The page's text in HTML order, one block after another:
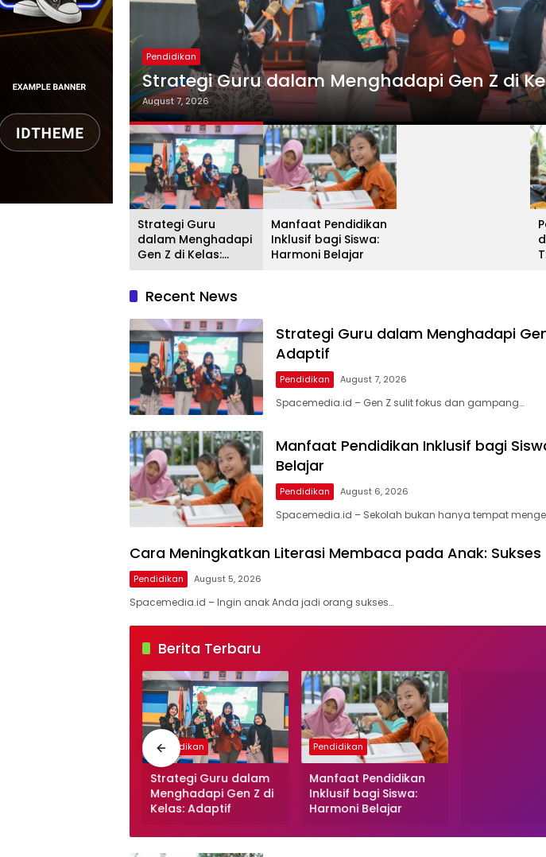
Adaptif
Pendidikan
Manfaat Pendidikan Inklusif bagi Siswa:
August 6, 2026
…
Strategi Guru
dalam Menghadapi
Gen Z di Kelas:
Adaptif
Manfaat Pendidikan
Inklusif bagi Siswa:
Harmoni Belajar
Recent News
Strategi Guru dalam Menghadapi
Adaptif
Pendidikan August 7, 2026
Spacemedia.id – Gen Z sulit fokus dan gampang…
Manfaat Pendidikan Inklusif bagi
Belajar
Pendidikan August 6, 2026
Spacemedia.id – Sekolah bukan hanya tempat
Cara Meningkatkan Literasi Membaca pada Anak: Sukses
Pendidikan August 5, 2026
Spacemedia.id – Ingin anak Anda jadi orang sukses…
Spacemedia
Berita Terbaru
Pendidikan
Strategi Guru dalam
Menghadapi Gen Z di
Kelas: Adaptif
Pendidikan
Manfaat Pendidikan
Inklusif bagi Siswa:
Harmoni Belajar